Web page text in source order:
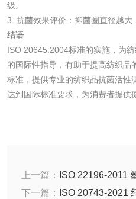
级。
3. 抗菌效果评价：抑菌圈直径越大
结语
ISO 20645:2004标准的实施，为
的国际性指导，有助于提高纺织品
标准，提供专业的纺织品抗菌活性
达到国际标准要求，为消费者提供
上一篇：
ISO 22196-2011
价：评价标准以及适用对象
下一篇：
ISO 20743-2021
碳酸钙
活性炭
活性炭
检测